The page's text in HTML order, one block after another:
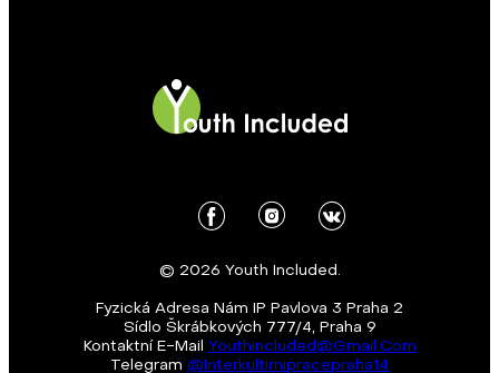
© 2026 Youth Included.
Fyzická Adresa Nám IP Pavlova 3 Praha 2
Sídlo Škrábkových 777/4, Praha 9
Kontaktní E-Mail Youthincluded@gmail.com
Telegram @Interkultirnipracepraha14